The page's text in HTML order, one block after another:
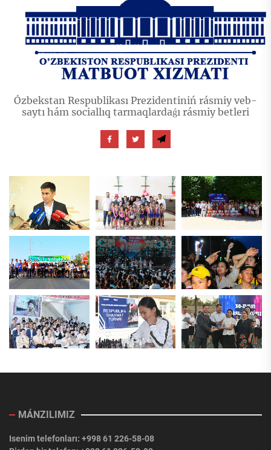
Ózbekstan Respublikası Prezidentiniń rásmiy veb-
saytı hám sociallıq tarmaqlardaǵı rásmiy betleri
MÁNZILIMIZ
Isenim telefonları: +998 61 226-58-08